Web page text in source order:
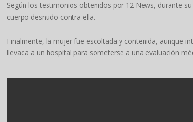
Según los testimonios obtenidos por 12 News, durante
cuerpo desnudo contra ella.
Finalmente, la mujer fue escoltada y contenida, aunque
llevada a un hospital para someterse a una evaluación